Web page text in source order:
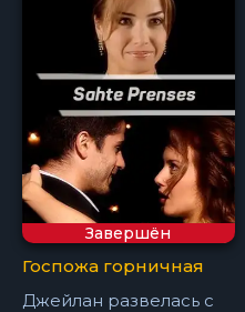
Завершён
Госпожа горничная
Джейлан развелась с